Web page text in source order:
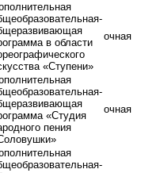
в области
«Ступени»
очная
«Студия
пения
очная